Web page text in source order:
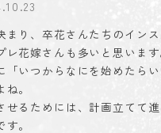
まり、卒花さんたちのイン
花嫁さんも多いと思います
「いつからなにを始めたら
。
せるためには、計画立てて
。